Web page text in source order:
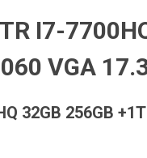
I7-
VGA
32GB 256GB